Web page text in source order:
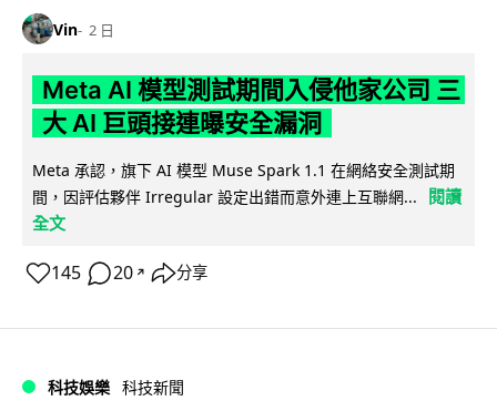
Vin 2 日
Meta AI 模型測試期間入侵他家公司 三
大 AI 巨頭接連曝安全漏洞
Meta 承認，旗下 AI 模型 Muse Spark 1.1 在網絡安全測試期
間，因評估夥伴 Irregular 設定出錯而意外連上互聯網...
閱讀
全文
145 20 ↗ 分享
科技娛樂 科技新聞